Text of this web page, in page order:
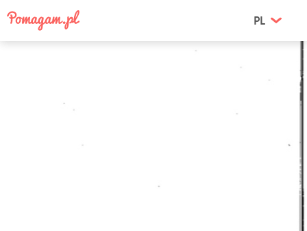
PL